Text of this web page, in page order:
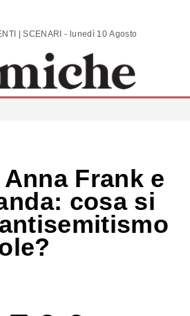
ANALISI | COMMENTI | SCENARI - lunedì 10 Agosto 2026
Frank e
cosa si